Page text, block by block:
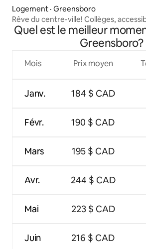
Logement · Greensboro
Rêve du centre-ville! Collèges,
du Coliseum
Quel est le meilleur
Greensboro?
Mois
Janv.
Févr.
Mars
Avr.
Mai
Juin
Prix moyen
184 $ CAD
190 $ CAD
195 $ CAD
244 $ CAD
223 $ CAD
216 $ CAD